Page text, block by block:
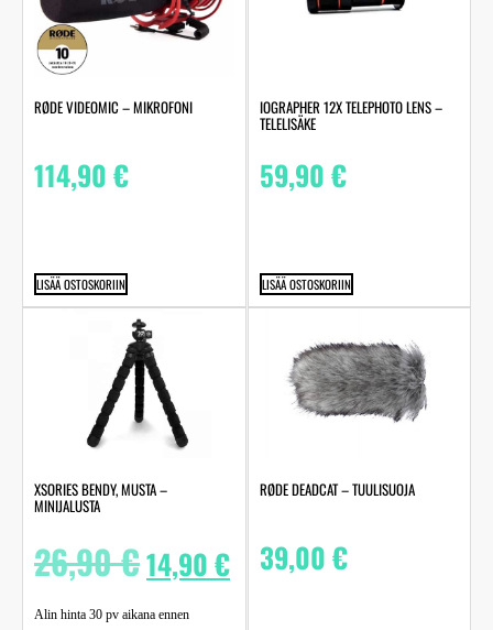
RØDE VIDEOMIC – MIKROFONI
114,90€
LISÄÄ OSTOSKORIIN
IOGRAPHER 12X TELEPHOTO LENS –
TELELISÄKE
59,90€
LISÄÄ OSTOSKORIIN
XSORIES BENDY, MUSTA –
MINIJALUSTA
26,90€14,90€
Alin hinta 30 pv aikana ennen
RØDE DEADCAT – TUULISUOJA
39,00€